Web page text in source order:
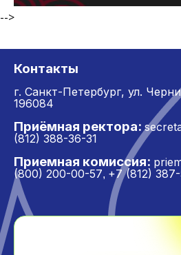
-->
Контакты
г. Санкт-Петербург, ул.
196084
Приёмная ректора:
(812) 388-36-31
Приемная комиссия:
(800) 200-00-57, +7 (812)